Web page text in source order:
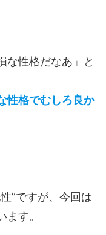
な性格だなあ」と
性格でむしろ良か
”ですが、今回は
す。